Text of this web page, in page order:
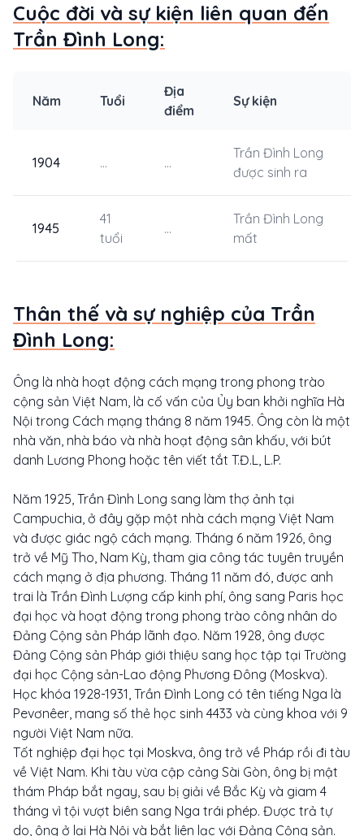
Cuộc đời và sự kiện liên quan đến
Trần Đình Long:
Năm Tuổi
Địa
điểm
Sự kiện
1904 ... ...
Trần Đình Long
được sinh ra
1945
41
tuổi
...
Trần Đình Long
mất
Thân thế và sự nghiệp của Trần
Đình Long:
Ông là nhà hoạt động cách mạng trong phong trào
cộng sản Việt Nam, là cố vấn của Ủy ban khởi nghĩa Hà
Nội trong Cách mạng tháng 8 năm 1945. Ông còn là một
nhà văn, nhà báo và nhà hoạt động sân khấu, với bút
danh Lương Phong hoặc tên viết tắt T.Đ.L, L.P.
Năm 1925, Trần Đình Long sang làm thợ ảnh tại
Campuchia, ở đây gặp một nhà cách mạng Việt Nam
và được giác ngộ cách mạng. Tháng 6 năm 1926, ông
trở về Mỹ Tho, Nam Kỳ, tham gia công tác tuyên truyền
cách mạng ở địa phương. Tháng 11 năm đó, được anh
trai là Trần Đình Lượng cấp kinh phí, ông sang Paris học
đại học và hoạt động trong phong trào công nhân do
Đảng Cộng sản Pháp lãnh đạo. Năm 1928, ông được
Đảng Cộng sản Pháp giới thiệu sang học tập tại Trường
đại học Cộng sản-Lao động Phương Đông (Moskva).
Học khóa 1928-1931, Trần Đình Long có tên tiếng Nga là
Pevơnêer, mang số thẻ học sinh 4433 và cùng khoa với 9
người Việt Nam nữa.
Tốt nghiệp đại học tại Moskva, ông trở về Pháp rồi đi tàu
về Việt Nam. Khi tàu vừa cập cảng Sài Gòn, ông bị mật
thám Pháp bắt ngay, sau bị giải về Bắc Kỳ và giam 4
tháng vì tội vượt biên sang Nga trái phép. Được trả tự
do, ông ở lại Hà Nội và bắt liên lạc với Đảng Cộng sản.